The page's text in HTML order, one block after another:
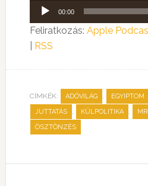
Audió
lejátszó
00:00
Feliratkozás: Apple
RSS
CÍMKÉK: ADÓVILÁG , EGYIPTOM
JUTTATÁS , KÜLPOLITIKA ,
ÖSZTÖNZÉS